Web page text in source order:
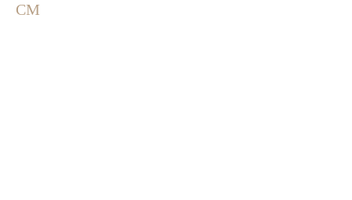
CM